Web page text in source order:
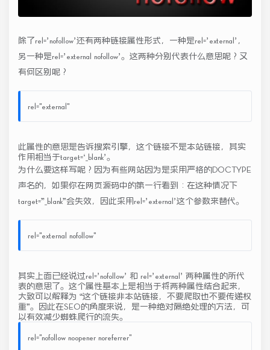
除了rel=’nofollow’还有两种链接属性形式，一种是rel=’external’，
另一种是rel=’external nofollow’。这两种分别代表什么意思呢？又
有何区别呢？
rel="external"
此属性的意思是告诉搜索引擎，这个链接不是本站链接，其实
作用相当于target=‘_blank’。
为什么要这样写呢？因为有些网站因为是采用严格的DOCTYPE
声名的，如果你在网页源码中的第一行看到：在这种情况下
target=”_blank”会失效，因此采用rel=’external’这个参数来替代。
rel="external nofollow"
其实上面已经说过rel=’nofollow’ 和 rel=’external’ 两种属性的所代
表的意思了。这个属性基本上是相当于将两种属性结合起来，
大致可以解释为 “这个链接非本站链接，不要爬取也不要传递权
重”。因此在SEO的角度来说，是一种绝对隔绝处理的方法，可
以有效减少蜘蛛爬行的流失。
rel="nofollow noopener noreferrer"